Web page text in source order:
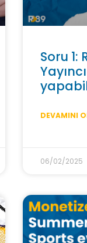
Soru 1:
DEVAMINI
06/02/2025